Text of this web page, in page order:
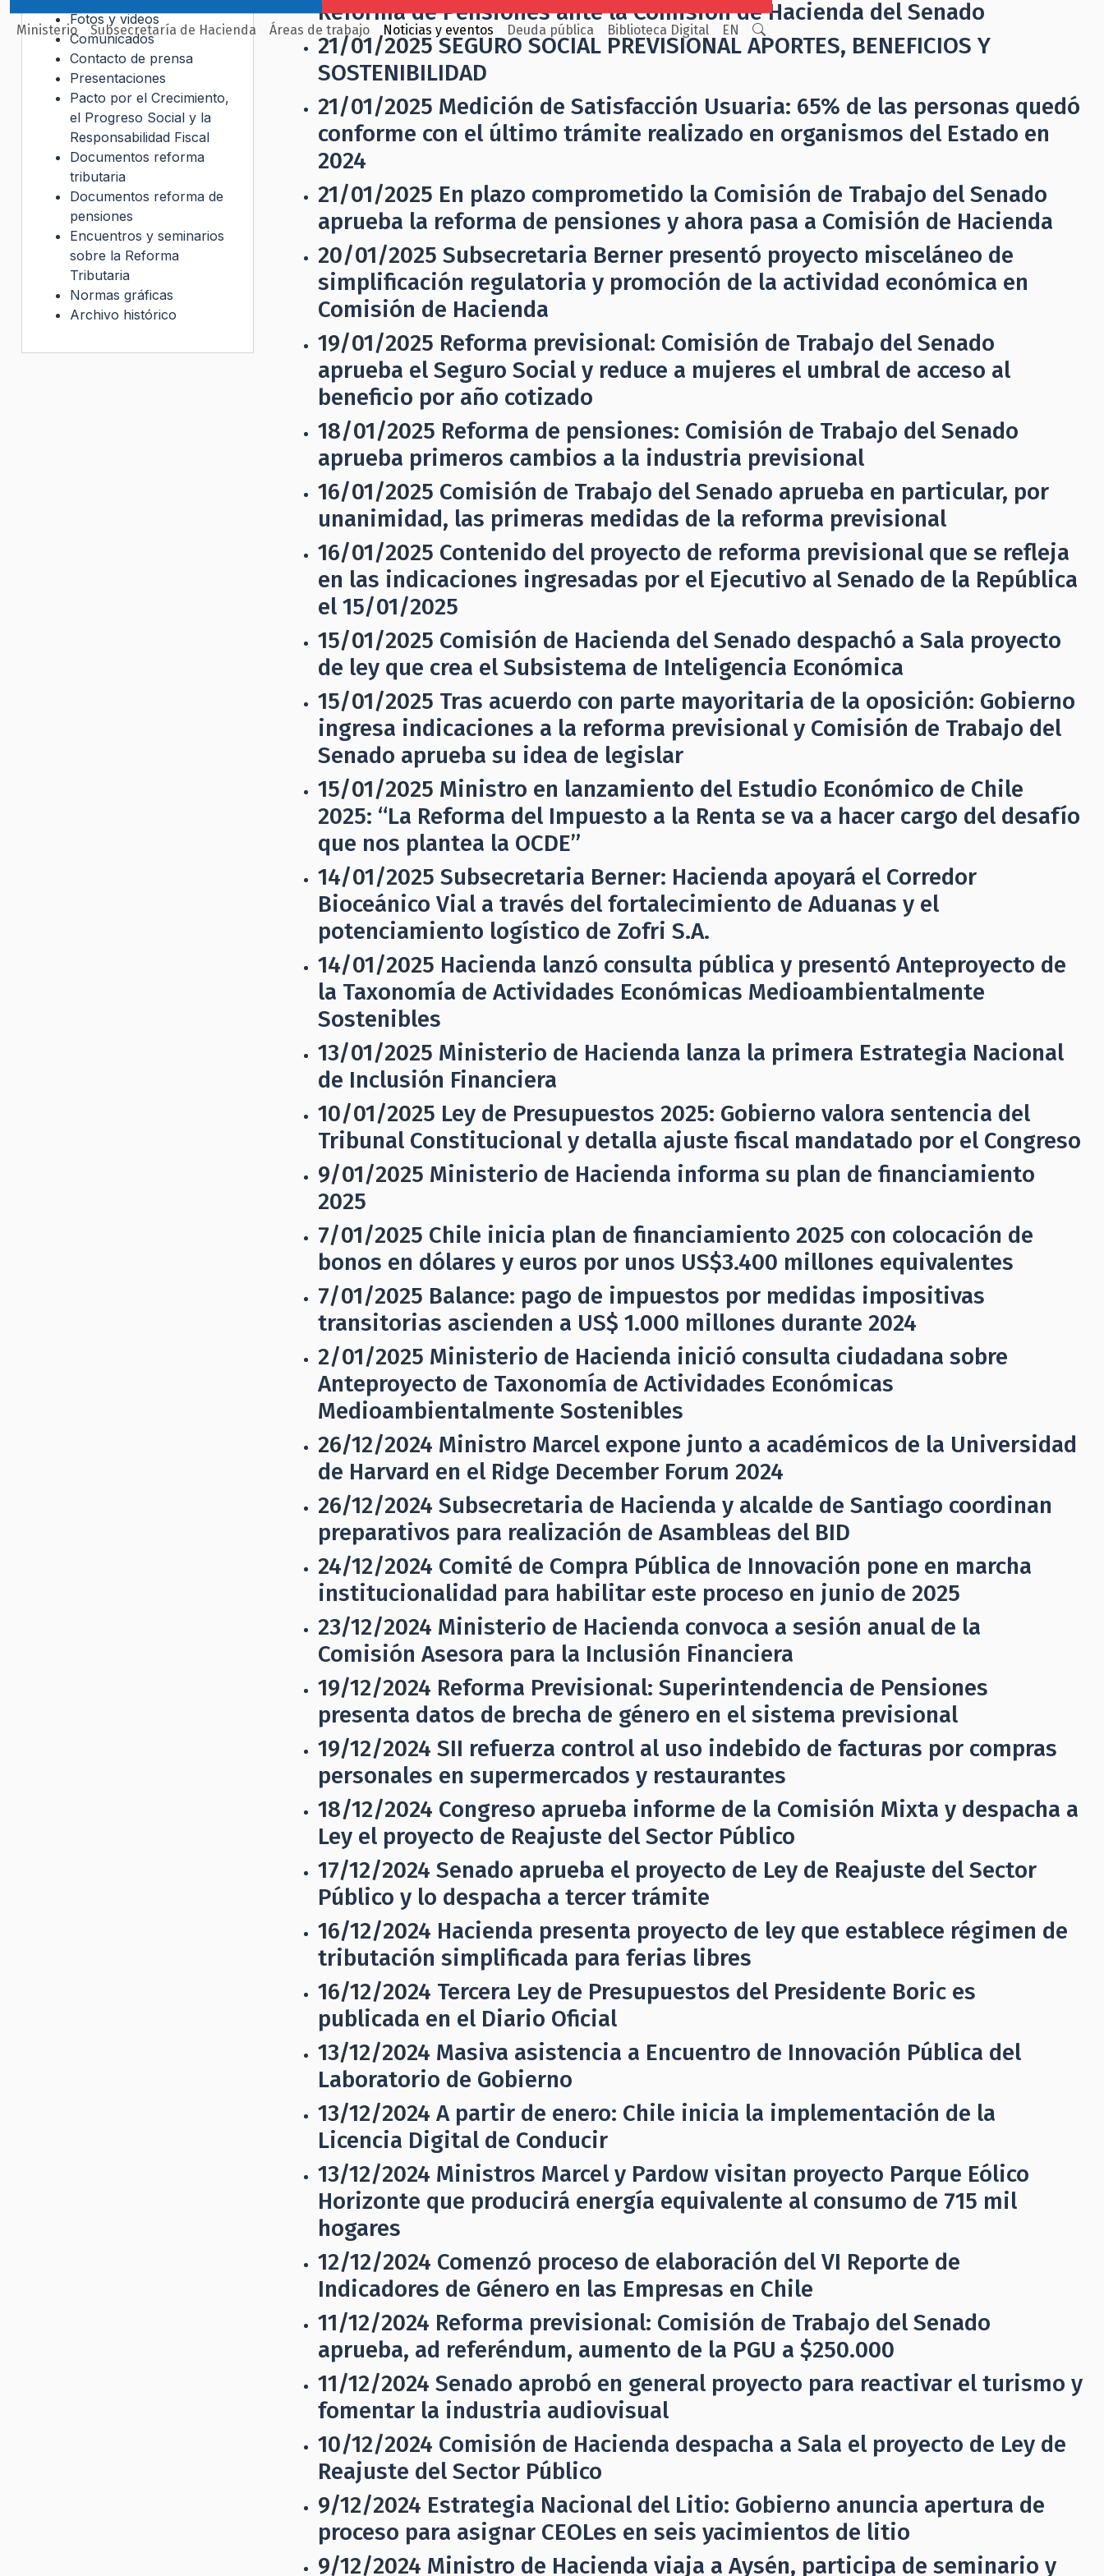
Ministerio Subsecretaría de Hacienda Áreas de trabajo Noticias y eventos Deuda pública Biblioteca Digital EN
Reforma de Pensiones ante la Comisión de Hacienda del Senado
21/01/2025 SEGURO SOCIAL PREVISIONAL APORTES, BENEFICIOS Y
SOSTENIBILIDAD
21/01/2025 Medición de Satisfacción Usuaria: 65% de las personas quedó
conforme con el último trámite realizado en organismos del Estado en
2024
21/01/2025 En plazo comprometido la Comisión de Trabajo del Senado
aprueba la reforma de pensiones y ahora pasa a Comisión de Hacienda
20/01/2025 Subsecretaria Berner presentó proyecto misceláneo de
simplificación regulatoria y promoción de la actividad económica en
Comisión de Hacienda
19/01/2025 Reforma previsional: Comisión de Trabajo del Senado
aprueba el Seguro Social y reduce a mujeres el umbral de acceso al
beneficio por año cotizado
18/01/2025 Reforma de pensiones: Comisión de Trabajo del Senado
aprueba primeros cambios a la industria previsional
16/01/2025 Comisión de Trabajo del Senado aprueba en particular, por
unanimidad, las primeras medidas de la reforma previsional
16/01/2025 Contenido del proyecto de reforma previsional que se refleja
en las indicaciones ingresadas por el Ejecutivo al Senado de la República
el 15/01/2025
15/01/2025 Comisión de Hacienda del Senado despachó a Sala proyecto
de ley que crea el Subsistema de Inteligencia Económica
15/01/2025 Tras acuerdo con parte mayoritaria de la oposición: Gobierno
ingresa indicaciones a la reforma previsional y Comisión de Trabajo del
Senado aprueba su idea de legislar
15/01/2025 Ministro en lanzamiento del Estudio Económico de Chile
2025: “La Reforma del Impuesto a la Renta se va a hacer cargo del desafío
que nos plantea la OCDE”
14/01/2025 Subsecretaria Berner: Hacienda apoyará el Corredor
Bioceánico Vial a través del fortalecimiento de Aduanas y el
potenciamiento logístico de Zofri S.A.
14/01/2025 Hacienda lanzó consulta pública y presentó Anteproyecto de
la Taxonomía de Actividades Económicas Medioambientalmente
Sostenibles
13/01/2025 Ministerio de Hacienda lanza la primera Estrategia Nacional
de Inclusión Financiera
10/01/2025 Ley de Presupuestos 2025: Gobierno valora sentencia del
Tribunal Constitucional y detalla ajuste fiscal mandatado por el Congreso
9/01/2025 Ministerio de Hacienda informa su plan de financiamiento
2025
7/01/2025 Chile inicia plan de financiamiento 2025 con colocación de
bonos en dólares y euros por unos US$3.400 millones equivalentes
7/01/2025 Balance: pago de impuestos por medidas impositivas
transitorias ascienden a US$ 1.000 millones durante 2024
2/01/2025 Ministerio de Hacienda inició consulta ciudadana sobre
Anteproyecto de Taxonomía de Actividades Económicas
Medioambientalmente Sostenibles
26/12/2024 Ministro Marcel expone junto a académicos de la Universidad
de Harvard en el Ridge December Forum 2024
26/12/2024 Subsecretaria de Hacienda y alcalde de Santiago coordinan
preparativos para realización de Asambleas del BID
24/12/2024 Comité de Compra Pública de Innovación pone en marcha
institucionalidad para habilitar este proceso en junio de 2025
23/12/2024 Ministerio de Hacienda convoca a sesión anual de la
Comisión Asesora para la Inclusión Financiera
19/12/2024 Reforma Previsional: Superintendencia de Pensiones
presenta datos de brecha de género en el sistema previsional
19/12/2024 SII refuerza control al uso indebido de facturas por compras
personales en supermercados y restaurantes
18/12/2024 Congreso aprueba informe de la Comisión Mixta y despacha a
Ley el proyecto de Reajuste del Sector Público
17/12/2024 Senado aprueba el proyecto de Ley de Reajuste del Sector
Público y lo despacha a tercer trámite
16/12/2024 Hacienda presenta proyecto de ley que establece régimen de
tributación simplificada para ferias libres
16/12/2024 Tercera Ley de Presupuestos del Presidente Boric es
publicada en el Diario Oficial
13/12/2024 Masiva asistencia a Encuentro de Innovación Pública del
Laboratorio de Gobierno
13/12/2024 A partir de enero: Chile inicia la implementación de la
Licencia Digital de Conducir
13/12/2024 Ministros Marcel y Pardow visitan proyecto Parque Eólico
Horizonte que producirá energía equivalente al consumo de 715 mil
hogares
12/12/2024 Comenzó proceso de elaboración del VI Reporte de
Indicadores de Género en las Empresas en Chile
11/12/2024 Reforma previsional: Comisión de Trabajo del Senado
aprueba, ad referéndum, aumento de la PGU a $250.000
11/12/2024 Senado aprobó en general proyecto para reactivar el turismo y
fomentar la industria audiovisual
10/12/2024 Comisión de Hacienda despacha a Sala el proyecto de Ley de
Reajuste del Sector Público
9/12/2024 Estrategia Nacional del Litio: Gobierno anuncia apertura de
proceso para asignar CEOLes en seis yacimientos de litio
9/12/2024 Ministro de Hacienda viaja a Aysén, participa de seminario y
Fotos y videos
Comunicados
Contacto de prensa
Presentaciones
Pacto por el Crecimiento,
el Progreso Social y la
Responsabilidad Fiscal
Documentos reforma
tributaria
Documentos reforma de
pensiones
Encuentros y seminarios
sobre la Reforma
Tributaria
Normas gráficas
Archivo histórico